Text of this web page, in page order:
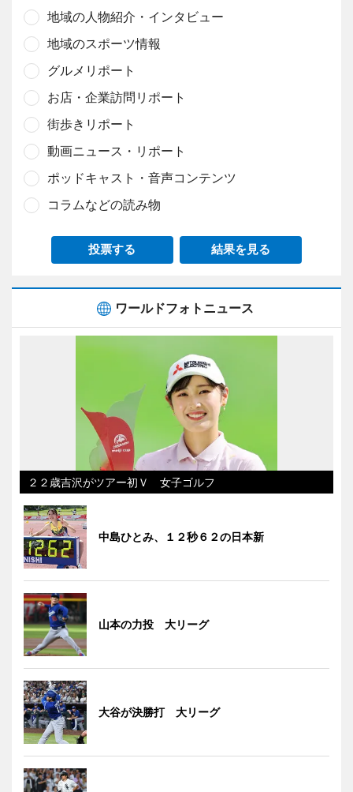
地域の人物紹介・インタビュー
地域のスポーツ情報
グルメリポート
お店・企業訪問リポート
街歩きリポート
動画ニュース・リポート
ポッドキャスト・音声コンテンツ
コラムなどの読み物
投票する 結果を見る
ワールドフォトニュース
２２歳吉沢がツアー初Ｖ 女子ゴルフ
中島ひとみ、１２秒６２の日本新
山本の力投 大リーグ
大谷が決勝打 大リーグ